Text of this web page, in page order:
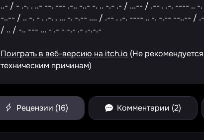
..- / - .-. . ..- --. --- .-.. -..- -. .. -.- .- / ...-- / .-- . .-. ---- ..
-..-- / .. -. - . .-. . ... -. -.-- .... / .-- . .-. ---- .. -. -.-- --..-- /
/ .. / -.. --- ... - .- - -.- .- .-.-.-
Поиграть в веб-версию на itch.io (Не
техническим причинам)
Рецензии (16) Комментарии (2)